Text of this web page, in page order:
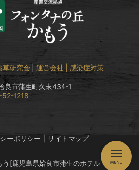
草研究会 運営会社 | 感染症対策
良市蒲生町久末434-1
52-1218
ーポリシー サイトマップ
[鹿児島県姶良市蒲生のホテル・温泉施